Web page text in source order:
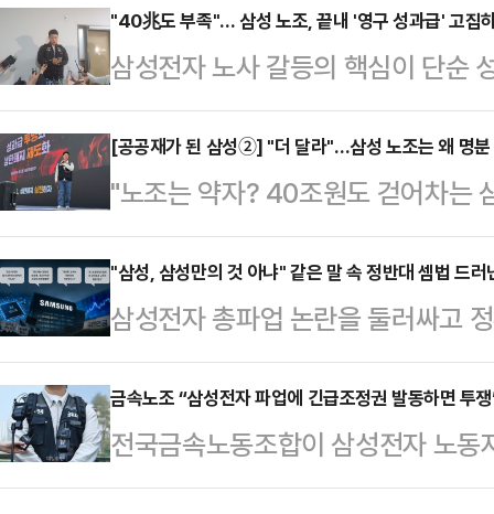
사와 주주, 국가 발전을 함께 고려
날 열리는 현대차그룹 양재사옥 로
홀'에 앞서 현대차그룹 양재사옥에
갈등과 관련한 대응 방향을 묻는 질
회사가 발전할 수 있고 주주들도 중
러 가지를 고려해서 판…
"40兆도 부족"… 삼성 노조, 끝내 '영구 성과급' 고집
삼성전자 노사 갈등의 핵심이 단순
조'로 옮겨가고 있다. 중앙노동위
실상 40조원에 달하는 특별보상 가
노조는 "제도화 없이는 의미 없다"
따르면 삼성전자 사측은 이날 노조
회사 측은 "중노위 사후조정 과정
대화를 요청했다. 앞서 중노위도
를 공식 요…
[공공재가 된 삼성②] "더 달라"…삼성 노조는 왜 명분
"노조는 약자? 40조원도 걷어차는
총파업이 일주일 앞으로 다가왔지
지 못하고 있다는 평가가 커지고 있
삼성 노조가 이제는 오히려 "초과
비친다"는 시선까지 마주하는 분위
강조하고 있지만, 노조 요구 자체에
재계에서는 이를 두고 "노동친화적
의 투쟁으로 보…
"삼성, 삼성만의 것 아냐" 같은 말 속 정반대 셈법 드러
삼성전자 총파업 논란을 둘러싸고
고 있다. 흥미로운 점은 정부 인사
부만의 문제가 아니다"라는 인식을
고 있다는 점이다.한쪽에서는 "국
야 한다"고 말하는 반면, 다른 한쪽
금속노조 “삼성전자 파업에 긴급조정권 발동하면 투
전국금속노동조합이 삼성전자 노
발동할 경우 투쟁에 나서겠다고 경